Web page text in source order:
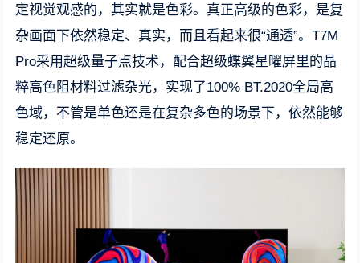
定视觉观感的，其实就是色彩。真正高级的色彩，是复
杂画面下依然稳定、真实，而且看起来很“通透”。T7M
Pro采用超级量子点技术，配合超级蝶翼星曜屏里的晶
粹高色阻材料过滤杂光，实现了100% BT.2020全局高
色域，不管是单色还是在复杂多色的场景下，依然能够
稳定还原。